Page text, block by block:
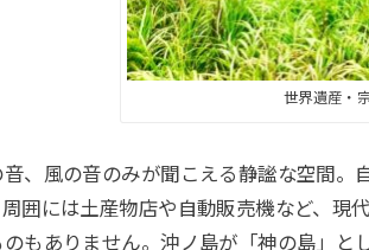
世界遺産・
音、風の音のみが聞こえる静謐な空間。
周囲には土産物店や自動販売機など、現
のもありません。沖ノ島が「神の島」